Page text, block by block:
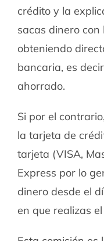
crédito y la
sacas dinero
obteniendo
bancaria, es
ahorrado.
Si por el
la tarjeta de
tarjeta (VISA,
Express por lo
dinero desde el
en que realizas